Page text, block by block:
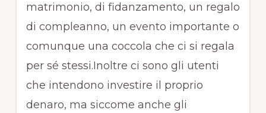
matrimonio, di fidanzamento, un regalo
di compleanno, un evento importante o
comunque una coccola che ci si regala
per sé stessi.Inoltre ci sono gli utenti
che intendono investire il proprio
denaro, ma siccome anche gli